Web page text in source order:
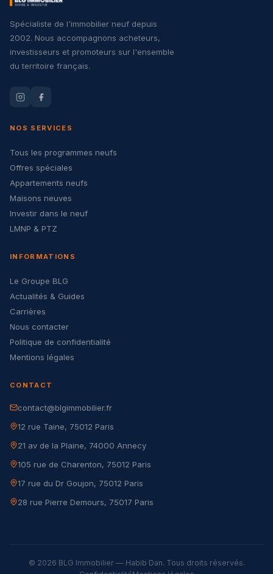
Spécialiste de l'immobilier neuf depuis
2002. Nous accompagnons acheteurs,
investisseurs et promoteurs sur l'ensemble
du territoire français.
NOS SERVICES
Tous les programmes neufs
Offres spéciales
Appartements neufs
Maisons neuves
Investir dans le neuf
LMNP & PTZ
INFORMATIONS
Le Groupe BLG
Actualités & Guides
Carrières
Nous contacter
Politique de confidentialité
Mentions légales
CONTACT
contact@blgimmobilier.fr
12 rue Taine, 75012 Paris
21 av de la Plaine, 74000 Annecy
105 rue de Charenton, 75012 Paris
17 rue du Dr Goujon, 75012 Paris
28 rue Pierre Demours, 75017 Paris
© 2026 BLG Immobilier — Habib Dan. Tous droits réservés.